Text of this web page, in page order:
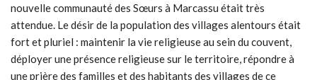
nouvelle communauté des Sœurs à Marcassu était très
attendue. Le désir de la population des villages alentours était
fort et pluriel : maintenir la vie religieuse au sein du couvent,
déployer une présence religieuse sur le territoire, répondre à
une prière des familles et des habitants des villages de ce